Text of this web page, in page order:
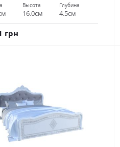
Высота
16.0см
Глубина
4.5см
грн